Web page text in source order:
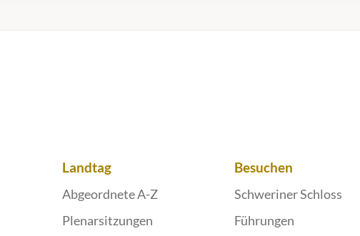
Landtag
Abgeordnete A-Z
Plenarsitzungen
Besuchen
Schweriner Schloss
Führungen